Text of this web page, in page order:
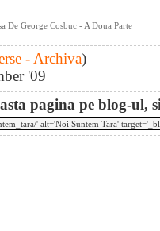
De George Cosbuc - A Doua Parte
- Archiva)
'09
pagina pe blog-ul,